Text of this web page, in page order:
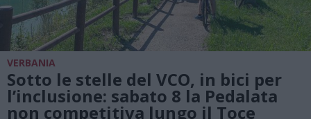
VERBANIA
Sotto le stelle del VCO, in bici per
l’inclusione: sabato 8 la Pedalata
non competitiva lungo il Toce